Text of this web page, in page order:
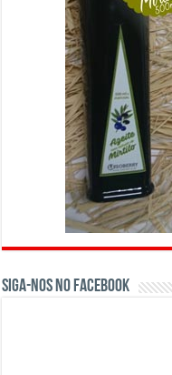
Siga-nos no Facebook